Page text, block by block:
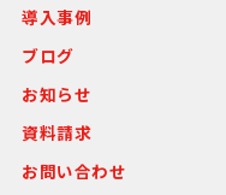
導入事例
ブログ
お知らせ
資料請求
お問い合わせ